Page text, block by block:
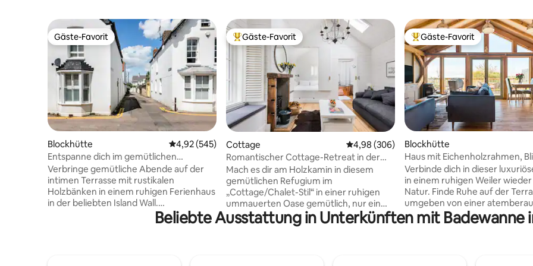
Gäste-Favorit
Gäste-Favorit
Blockhütte Durchschnittliche Bewertung: 4,92 von 5, 545 Bewertungen
4,92 (545)
Entspanne dich im gemütlichen
Fisherman's Cottage am Meer
Verbringe gemütliche Abende auf der
intimen Terrasse mit rustikalen
Holzbänken in einem ruhigen Ferienhaus
in der beliebten Island Wall.
Zurückhaltendes neutrales Dekor und
subtile Küstenakzente vermischen sich
Beliebter Gäste-Favorit.
Gäste-Favorit
Cottage Durchschnittliche Bewertung: 4,98 von 5,
4,98 (306)
Romantischer Cottage-Retreat in der
Nähe des Schlosses Lancaster
Mach es dir am Holzkamin in diesem
gemütlichen Refugium im
„Cottage/Chalet-Stil“ in einer ruhigen
ummauerten Oase gemütlich, nur ein
paar Minuten vom Stadtzentrum von
Lancaster entfernt. Es ist
Beliebter Gäste-Favorit.
Gäste-Favorit
Blockhütte
Haus mit Eichenholzrahmen,
Landschaft und Whirlpool
Verbinde dich in dieser
in einem ruhigen Weiler
Natur. Finde Ruhe auf der
umgeben von einer
Aussicht, oder entspanne
durchdachter Dekoration und
Beliebte Ausstattung in Unterkünften mit Badewanne